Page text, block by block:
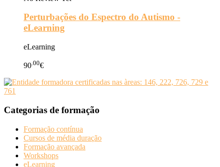
Perturbações do Espectro do Autismo -
eLearning
eLearning
90 .00€
Categorias de formação
Formação contínua
Cursos de média duração
Formação avançada
Workshops
eLearning